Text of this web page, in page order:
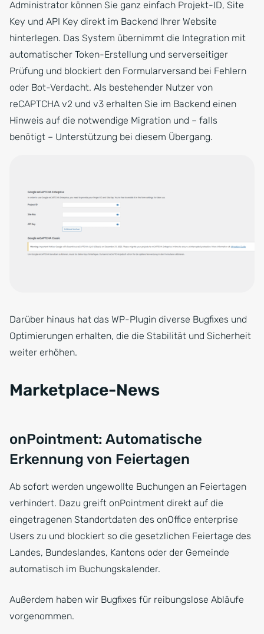
Administrator können Sie ganz einfach Projekt-ID, Site
Key und API Key direkt im Backend Ihrer Website
hinterlegen. Das System übernimmt die Integration mit
automatischer Token-Erstellung und serverseitiger
Prüfung und blockiert den Formularversand bei Fehlern
oder Bot-Verdacht. Als bestehender Nutzer von
reCAPTCHA v2 und v3 erhalten Sie im Backend einen
Hinweis auf die notwendige Migration und – falls
benötigt – Unterstützung bei diesem Übergang.
Darüber hinaus hat das WP-Plugin diverse Bugfixes und
Optimierungen erhalten, die die Stabilität und Sicherheit
weiter erhöhen.
Marketplace-News
onPointment: Automatische
Erkennung von Feiertagen
Ab sofort werden ungewollte Buchungen an Feiertagen
verhindert. Dazu greift onPointment direkt auf die
eingetragenen Standortdaten des onOffice enterprise
Users zu und blockiert so die gesetzlichen Feiertage des
Landes, Bundeslandes, Kantons oder der Gemeinde
automatisch im Buchungskalender.
Außerdem haben wir Bugfixes für reibungslose Abläufe
vorgenommen.